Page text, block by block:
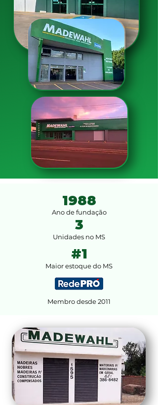
1988
Ano de fundação
3
Unidades no MS
#1
Maior estoque do MS
Membro desde 2011